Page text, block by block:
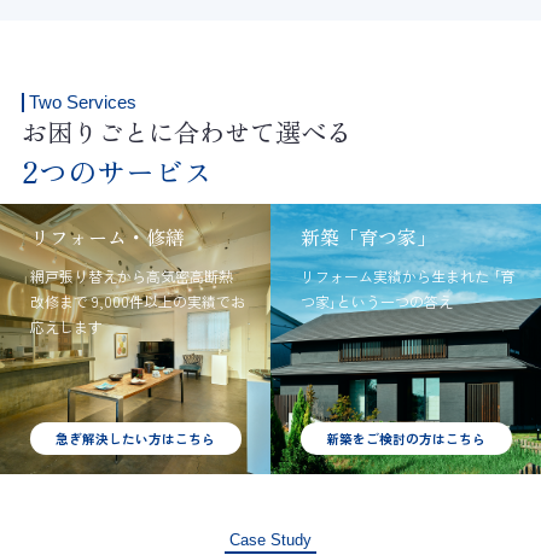
リフォーム・修繕
網戸張り替えから高気密高断熱
改修まで9,000件以上の実績でお
応えします
急ぎ解決したい方はこちら
新築「育つ家」
リフォーム実績から生まれた｢育
つ家｣という一つの答え
新築をご検討の方はこちら
Two Services
お困りごとに合わせて選べる
2つのサービス
Case Study